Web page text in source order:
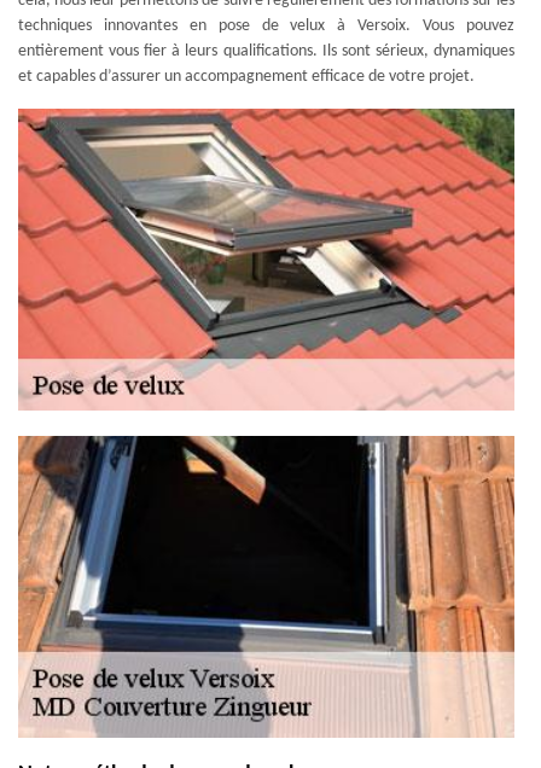
techniques innovantes en pose de velux à Versoix. Vous pouvez
entièrement vous fier à leurs qualifications. Ils sont sérieux, dynamiques
et capables d’assurer un accompagnement efficace de votre projet.